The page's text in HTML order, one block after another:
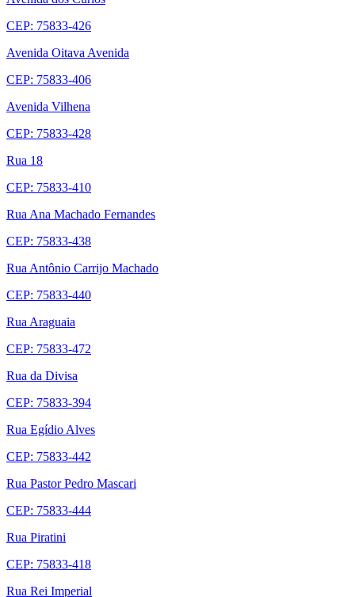
CEP: 75833-426
Avenida Oitava Avenida
CEP: 75833-406
Avenida Vilhena
CEP: 75833-428
Rua 18
CEP: 75833-410
Rua Ana Machado Fernandes
CEP: 75833-438
Rua Antônio Carrijo Machado
CEP: 75833-440
Rua Araguaia
CEP: 75833-472
Rua da Divisa
CEP: 75833-394
Rua Egídio Alves
CEP: 75833-442
Rua Pastor Pedro Mascari
CEP: 75833-444
Rua Piratini
CEP: 75833-418
Rua Rei Imperial